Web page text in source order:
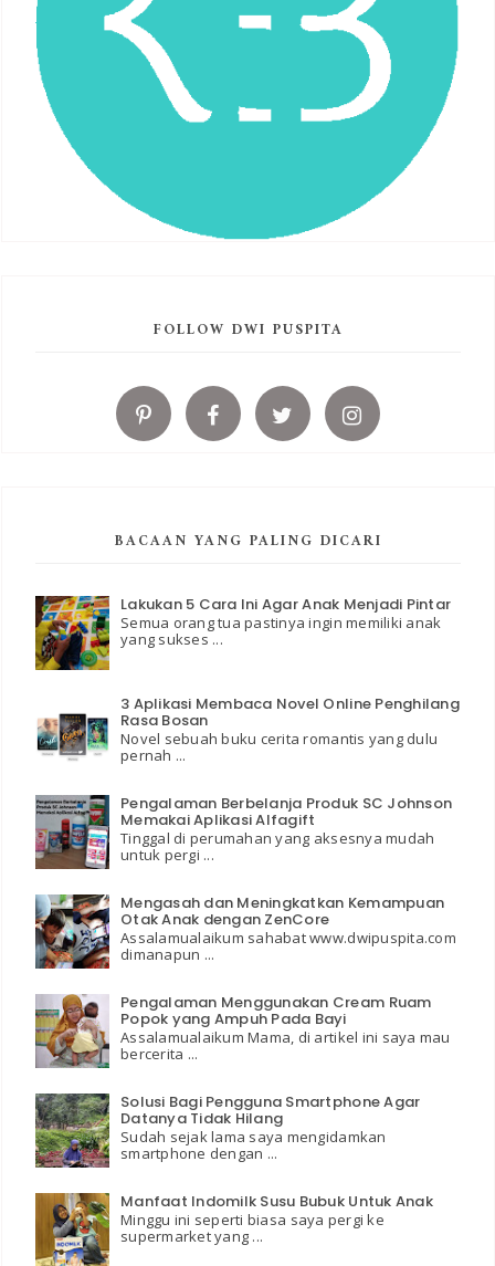
FOLLOW DWI PUSPITA
BACAAN YANG PALING DICARI
Lakukan 5 Cara Ini Agar Anak Menjadi Pintar
Semua orang tua pastinya ingin memiliki anak
yang sukses ...
3 Aplikasi Membaca Novel Online Penghilang
Rasa Bosan
Novel sebuah buku cerita romantis yang dulu
pernah ...
Pengalaman Berbelanja Produk SC Johnson
Memakai Aplikasi Alfagift
Tinggal di perumahan yang aksesnya mudah
untuk pergi ...
Mengasah dan Meningkatkan Kemampuan
Otak Anak dengan ZenCore
Assalamualaikum sahabat www.dwipuspita.com
dimanapun ...
Pengalaman Menggunakan Cream Ruam
Popok yang Ampuh Pada Bayi
Assalamualaikum Mama, di artikel ini saya mau
bercerita ...
Solusi Bagi Pengguna Smartphone Agar
Datanya Tidak Hilang
Sudah sejak lama saya mengidamkan
smartphone dengan ...
Manfaat Indomilk Susu Bubuk Untuk Anak
Minggu ini seperti biasa saya pergi ke
supermarket yang ...